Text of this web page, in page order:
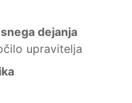
dejanja
upravitelja